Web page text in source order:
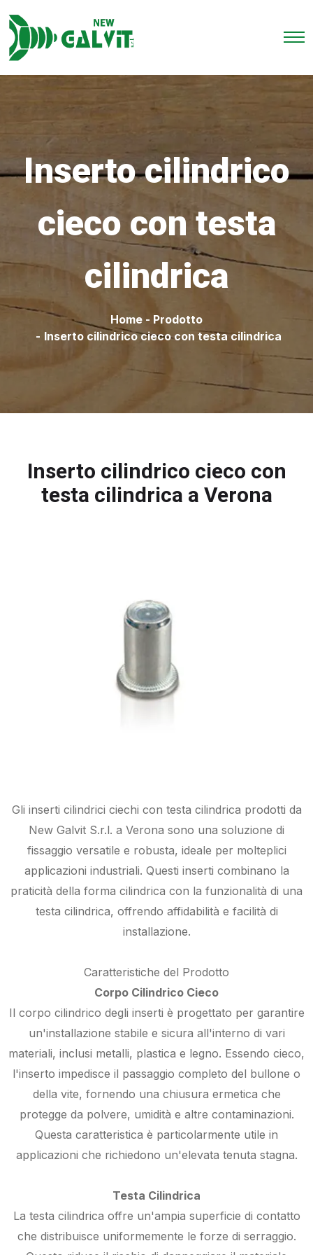
Inserto cilindrico
cieco con testa
cilindrica
Home - Prodotto
- Inserto cilindrico cieco con testa cilindrica
Inserto cilindrico cieco con
testa cilindrica a Verona
Gli inserti cilindrici ciechi con testa cilindrica prodotti da
New Galvit S.r.l. a Verona sono una soluzione di
fissaggio versatile e robusta, ideale per molteplici
applicazioni industriali. Questi inserti combinano la
praticità della forma cilindrica con la funzionalità di una
testa cilindrica, offrendo affidabilità e facilità di
installazione.
Caratteristiche del Prodotto
Corpo Cilindrico Cieco
Il corpo cilindrico degli inserti è progettato per garantire
un'installazione stabile e sicura all'interno di vari
materiali, inclusi metalli, plastica e legno. Essendo cieco,
l'inserto impedisce il passaggio completo del bullone o
della vite, fornendo una chiusura ermetica che
protegge da polvere, umidità e altre contaminazioni.
Questa caratteristica è particolarmente utile in
applicazioni che richiedono un'elevata tenuta stagna.
Testa Cilindrica
La testa cilindrica offre un'ampia superficie di contatto
che distribuisce uniformemente le forze di serraggio.